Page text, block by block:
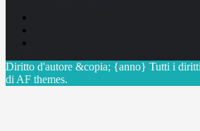
Diritto d'autore &copia; {anno} Tutti i
di AF themes.